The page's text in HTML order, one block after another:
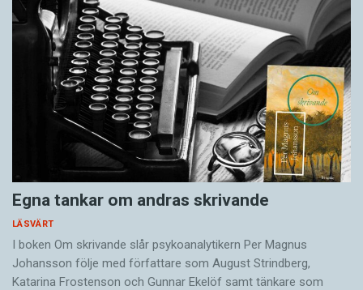
Egna tankar om andras skrivande
LÄSVÄRT
I boken Om skrivande slår psykoanalytikern Per Magnus
Johansson följe med författare som August Strindberg,
Katarina Frostenson och Gunnar Ekelöf samt tänkare som